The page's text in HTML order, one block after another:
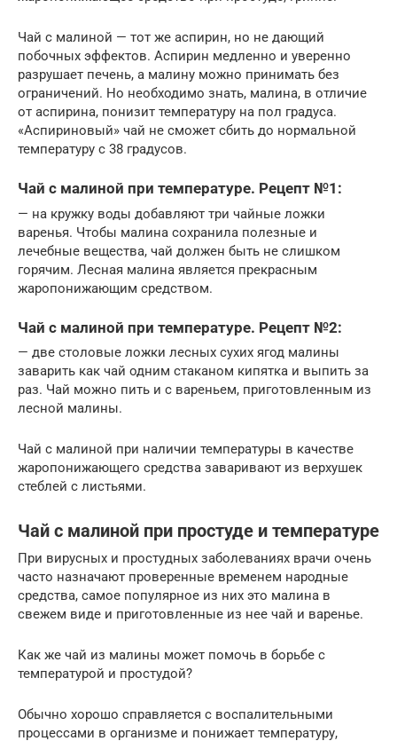
Чай с малиной — тот же аспирин, но не дающий
побочных эффектов. Аспирин медленно и уверенно
разрушает печень, а малину можно принимать без
ограничений. Но необходимо знать, малина, в отличие
от аспирина, понизит температуру на пол градуса.
«Аспириновый» чай не сможет сбить до нормальной
температуру с 38 градусов.
Чай с малиной при температуре. Рецепт №1:
— на кружку воды добавляют три чайные ложки
варенья. Чтобы малина сохранила полезные и
лечебные вещества, чай должен быть не слишком
горячим. Лесная малина является прекрасным
жаропонижающим средством.
Чай с малиной при температуре. Рецепт №2:
— две столовые ложки лесных сухих ягод малины
заварить как чай одним стаканом кипятка и выпить за
раз. Чай можно пить и с вареньем, приготовленным из
лесной малины.
Чай с малиной при наличии температуры в качестве
жаропонижающего средства заваривают из верхушек
стеблей с листьями.
Чай с малиной при простуде и температуре
При вирусных и простудных заболеваниях врачи очень
часто назначают проверенные временем народные
средства, самое популярное из них это малина в
свежем виде и приготовленные из нее чай и варенье.
Как же чай из малины может помочь в борьбе с
температурой и простудой?
Обычно хорошо справляется с воспалительными
процессами в организме и понижает температуру,